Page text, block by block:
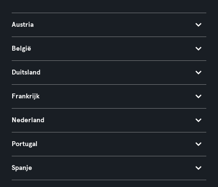
Austria
België
Duitsland
Frankrijk
Nederland
Portugal
Spanje